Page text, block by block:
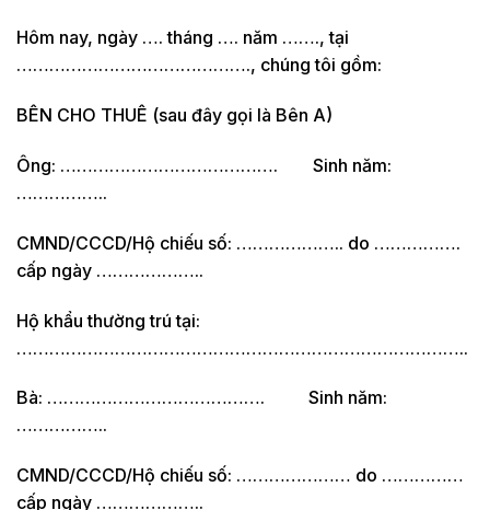
Hôm nay, ngày …. tháng …. năm ……., tại
……………………………………., chúng tôi gồm:
BÊN CHO THUÊ (sau đây gọi là Bên A)
Ông: …………………………………. Sinh năm:
……………..
CMND/CCCD/Hộ chiếu số: ……………….. do …………….
cấp ngày ………………..
Hộ khẩu thường trú tại:
………………………………………………………………………..
Bà: …………………………………. Sinh năm:
……………..
CMND/CCCD/Hộ chiếu số: ………………… do ……………
cấp ngày ………………..